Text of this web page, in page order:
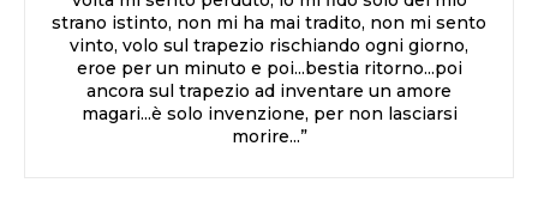
strano istinto, non mi ha mai tradito, non mi sento
vinto, volo sul trapezio rischiando ogni giorno,
eroe per un minuto e poi...bestia ritorno...poi
ancora sul trapezio ad inventare un amore
magari...è solo invenzione, per non lasciarsi
morire...”